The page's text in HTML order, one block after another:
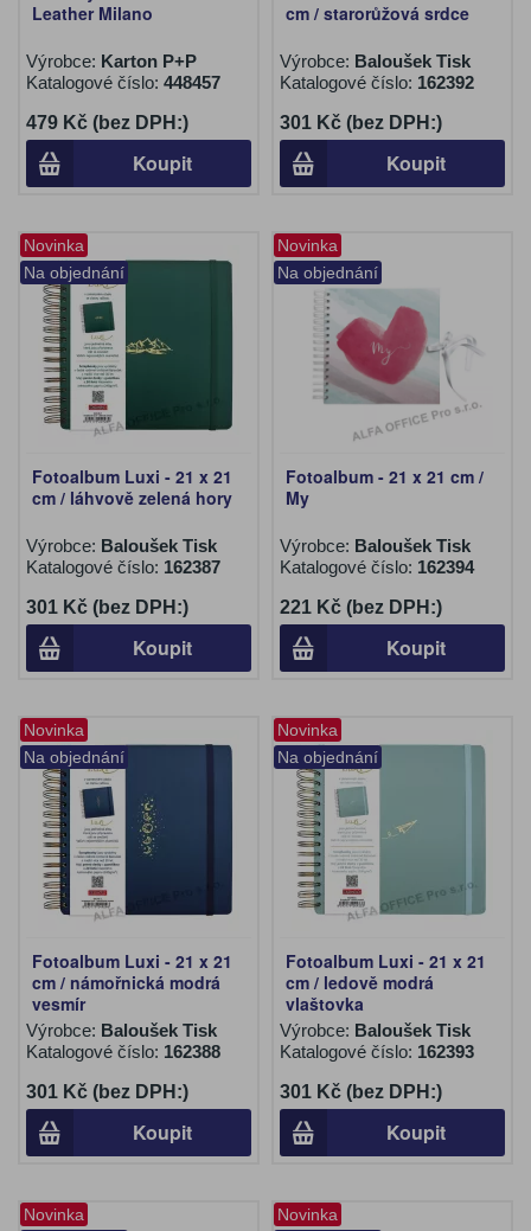
Leather Milano
Výrobce: Karton P+P
Katalogové číslo: 448457
479 Kč (bez DPH:)
Koupit
cm / starorůžová srdce
Výrobce: Baloušek Tisk
Katalogové číslo: 162392
301 Kč (bez DPH:)
Koupit
Novinka
Na objednání
Fotoalbum Luxi - 21 x 21
cm / láhvově zelená hory
Výrobce: Baloušek Tisk
Katalogové číslo: 162387
301 Kč (bez DPH:)
Koupit
Novinka
Na objednání
Fotoalbum - 21 x 21 cm /
My
Výrobce: Baloušek Tisk
Katalogové číslo: 162394
221 Kč (bez DPH:)
Koupit
Novinka
Na objednání
Fotoalbum Luxi - 21 x 21
cm / námořnická modrá
vesmír
Výrobce: Baloušek Tisk
Katalogové číslo: 162388
301 Kč (bez DPH:)
Koupit
Novinka
Na objednání
Fotoalbum Luxi - 21 x 21
cm / ledově modrá
vlaštovka
Výrobce: Baloušek Tisk
Katalogové číslo: 162393
301 Kč (bez DPH:)
Koupit
Novinka Novinka